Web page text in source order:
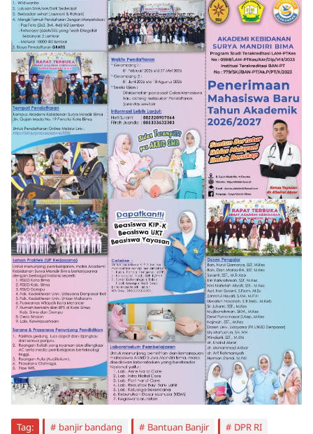
Tag: banjir bandang Bantuan Banjir
DPR RI